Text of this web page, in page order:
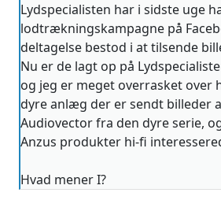
Lydspecialisten har i sidste uge
lodtrækningskampagne på
deltagelse bestod i at tilsende
Nu er de lagt op på
og jeg er meget overrasket over
dyre anlæg der er sendt billeder
Audiovector fra den dyre serie,
Anzus produkter hi-fi
Hvad mener I?